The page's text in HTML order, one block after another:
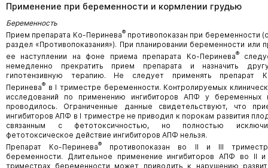
Применение при беременности и кормлении грудью
Беременность
Прием препарата Ко-Перинева®противопоказан при беременности
раздел «Противопоказания»). При планировании беременности или
ее наступлении на фоне приема препарата Ко-Перинева®
немедленно прекратить прием препарата и назначить
гипотензивную терапию. Не следует применять препарат
Перинева® в I триместре беременности. Контролируемых
исследований по применению ингибиторов АПФ у беременных
проводилось. Ограниченные данные свидетельствуют, что
ингибиторов АПФ в I триместре не приводил к порокам развития
связанным с фетотоксичностью, но полностью
фетотоксическое действие ингибиторов АПФ нельзя.
Препарат Ко-Перинева®
противопоказан во II и III
беременности. Длительное применение ингибиторов АПФ во II и
триместрах беременности может приводить к нарушению